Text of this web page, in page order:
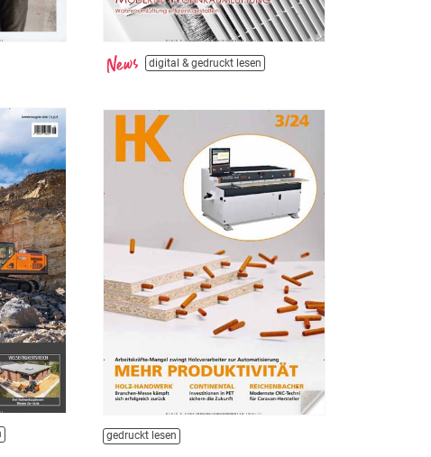
digital & gedruckt lesen
gedruckt lesen